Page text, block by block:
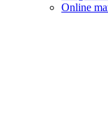
Online